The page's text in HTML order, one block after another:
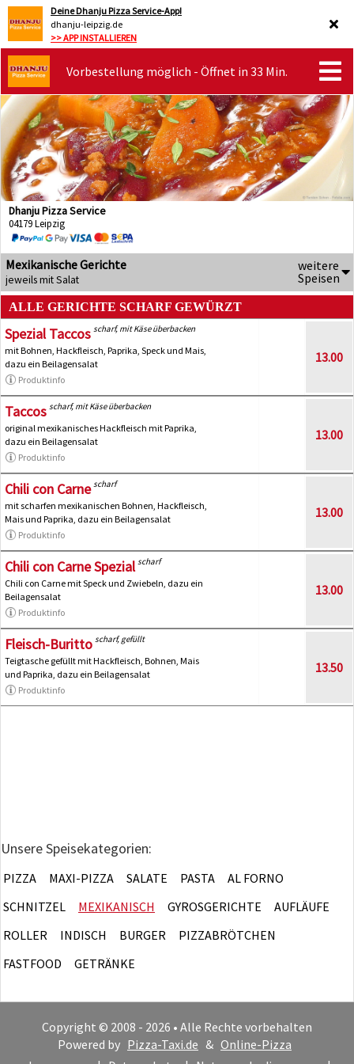
Deine Dhanju Pizza Service-App!
dhanju-leipzig.de
>> APP INSTALLIEREN
Vorbestellung möglich - Öffnet in 33 Min.
Dhanju Pizza Service
04179 Leipzig
Mexikanische Gerichte
jeweils mit Salat
weitere
Speisen
ALLE GERICHTE SCHARF GEWÜRZT
Spezial Taccos scharf, mit Käse überbacken
mit Bohnen, Hackfleisch, Paprika, Speck und Mais,
dazu ein Beilagensalat
Produktinfo
13.00
Taccos scharf, mit Käse überbacken
original mexikanisches Hackfleisch mit Paprika,
dazu ein Beilagensalat
Produktinfo
13.00
Chili con Carne scharf
mit scharfen mexikanischen Bohnen, Hackfleisch,
Mais und Paprika, dazu ein Beilagensalat
Produktinfo
13.00
Chili con Carne Spezial scharf
Chili con Carne mit Speck und Zwiebeln, dazu ein
Beilagensalat
Produktinfo
13.00
Fleisch-Buritto scharf, gefüllt
Teigtasche gefüllt mit Hackfleisch, Bohnen, Mais
und Paprika, dazu ein Beilagensalat
Produktinfo
13.50
Unsere Speisekategorien:
PIZZA MAXI-PIZZA SALATE PASTA
AL FORNO
SCHNITZEL
MEXIKANISCH GYROSGERICHTE
AUFLÄUFE
ROLLER
INDISCH BURGER
PIZZABRÖTCHEN
FASTFOOD
GETRÄNKE
Copyright © 2008 - 2026 • Alle Rechte vorbehalten
Powered by Pizza-Taxi.de & Online-Pizza